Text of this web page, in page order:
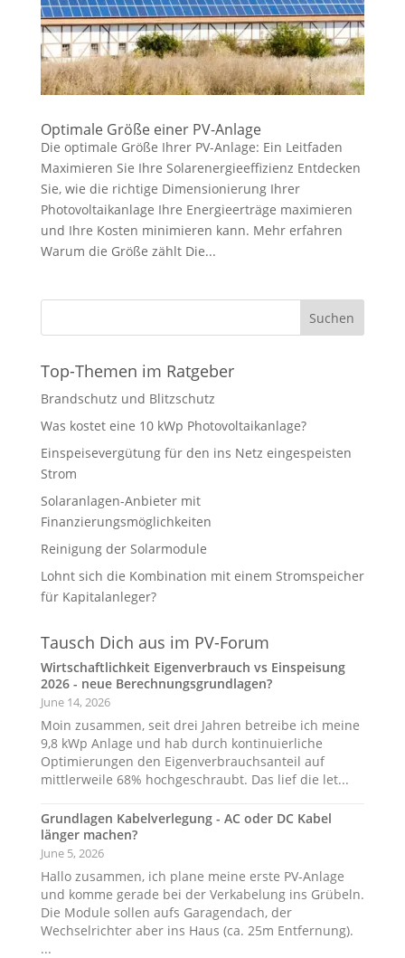
Optimale Größe einer PV-Anlage
Die optimale Größe Ihrer PV-Anlage: Ein Leitfaden
Maximieren Sie Ihre Solarenergieeffizienz Entdecken
Sie, wie die richtige Dimensionierung Ihrer
Photovoltaikanlage Ihre Energieerträge maximieren
und Ihre Kosten minimieren kann. Mehr erfahren
Warum die Größe zählt Die...
Suchen
Top-Themen im Ratgeber
Brandschutz und Blitzschutz
Was kostet eine 10 kWp Photovoltaikanlage?
Einspeisevergütung für den ins Netz eingespeisten
Strom
Solaranlagen-Anbieter mit
Finanzierungsmöglichkeiten
Reinigung der Solarmodule
Lohnt sich die Kombination mit einem Stromspeicher
für Kapitalanleger?
Tausch Dich aus im PV-Forum
Wirtschaftlichkeit Eigenverbrauch vs Einspeisung
2026 - neue Berechnungsgrundlagen?
June 14, 2026
Moin zusammen, seit drei Jahren betreibe ich meine
9,8 kWp Anlage und hab durch kontinuierliche
Optimierungen den Eigenverbrauchsanteil auf
mittlerweile 68% hochgeschraubt. Das lief die let...
Grundlagen Kabelverlegung - AC oder DC Kabel
länger machen?
June 5, 2026
Hallo zusammen, ich plane meine erste PV-Anlage
und komme gerade bei der Verkabelung ins Grübeln.
Die Module sollen aufs Garagendach, der
Wechselrichter aber ins Haus (ca. 25m Entfernung).
...